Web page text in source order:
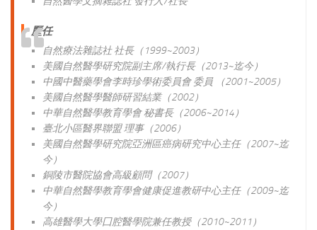
歷任
自然療法雜誌社 社長（1999~2003）
美國自然醫學研究院副主席/執行長（2013~迄今）
中國中醫藥學會李時珍學術委員會 委員 （2001~2005）
美國自然醫學醫師研習結業（2002）
中華自然醫學教育學會 秘書長（2006~2014）
臺北小區醫界聯盟 理事（2006）
美國自然醫學研究院亞洲區癌病研究中心主任（2007~迄
今）
銅陵市醫院協會高級顧問（2007）
中華自然醫學教育學會健康促進教研中心主任（2009~迄
今）
高雄醫學大學囗腔醫學院兼任教授（2010~2011）